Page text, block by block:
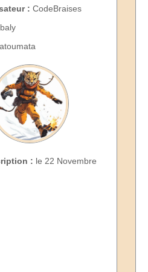
: CodeBraises
: le 22 Novembre